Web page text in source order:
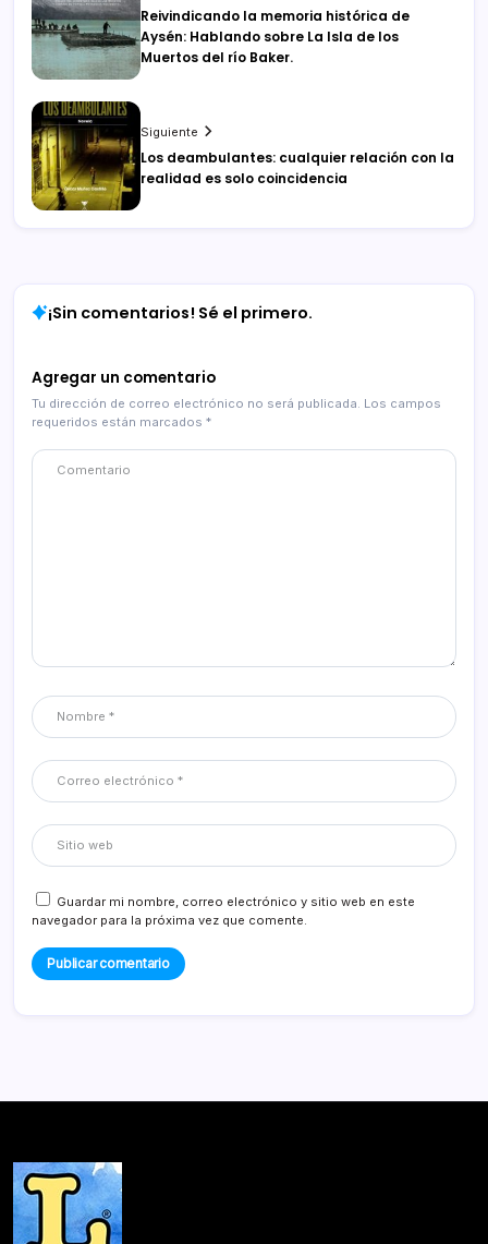
Reivindicando la memoria histórica de
Aysén: Hablando sobre La Isla de los
Muertos del río Baker.
Siguiente
Los deambulantes: cualquier relación con la
realidad es solo coincidencia
¡Sin comentarios! Sé el primero.
Agregar un comentario
Tu dirección de correo electrónico no será publicada. Los campos
requeridos están marcados *
Guardar mi nombre, correo electrónico y sitio web en este
navegador para la próxima vez que comente.